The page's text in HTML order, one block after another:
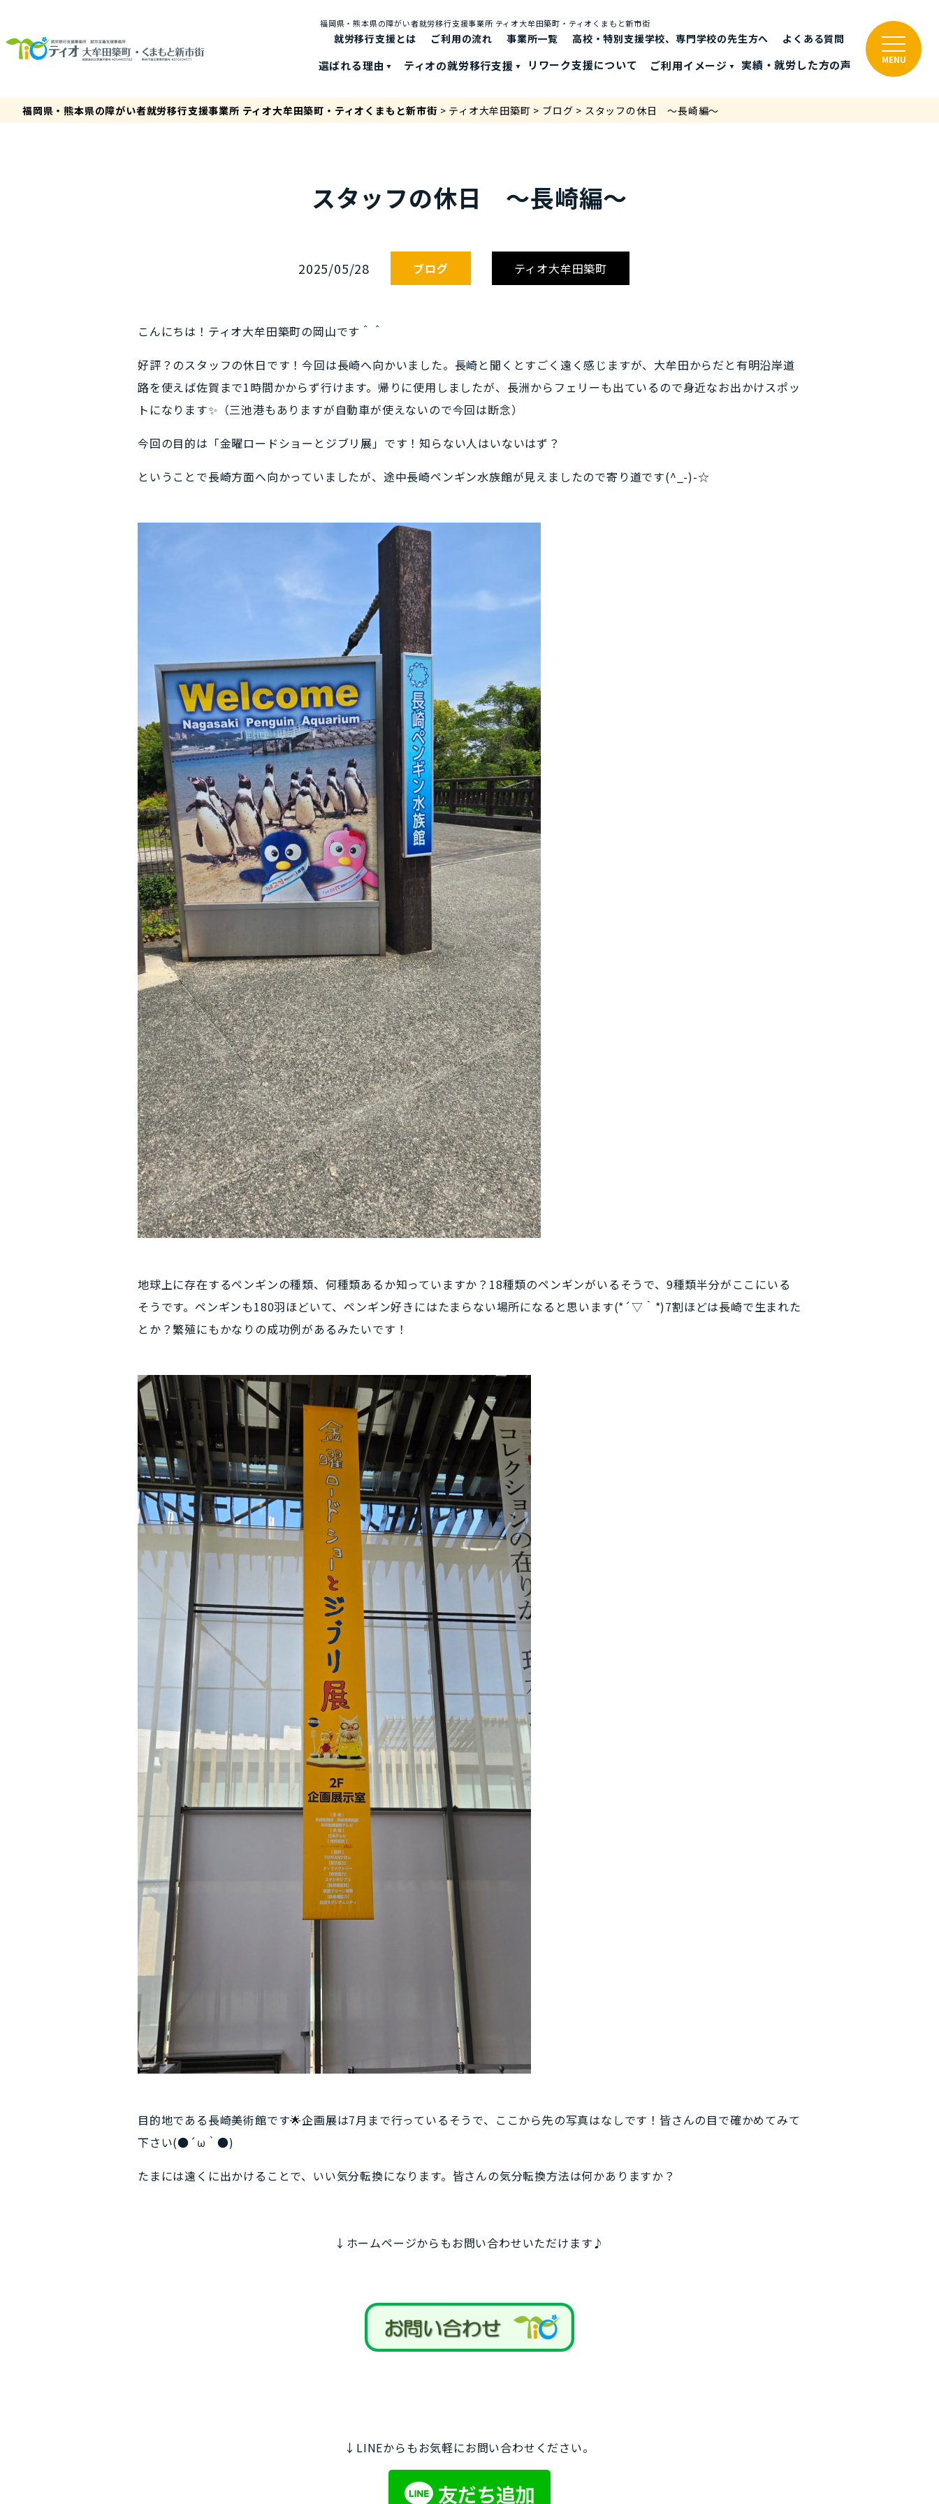
福岡県・熊本県の障がい者就労移⾏⽀援事業所 ティオ⼤牟⽥築町・ティオくまもと新市街
就労移行支援とは ご利⽤の流れ 事業所一覧 高校・特別支援学校、専門学校の先生方へ よくある質問
選ばれる理由 ティオの就労移⾏⽀援 リワーク支援について ご利⽤イメージ 実績・就労した⽅の声 MENU
福岡県・熊本県の障がい者就労移行支援事業所 ティオ大牟田築町・ティオくまもと新市街 > ティオ大牟田築町 > ブログ > スタッフの休日 ～長崎編～
スタッフの休日 ～長崎編～
2025/05/28 ブログ ティオ大牟田築町
こんにちは！ティオ大牟田築町の岡山です＾＾
好評？のスタッフの休日です！今回は長崎へ向かいました。長崎と聞くとすごく遠く感じますが、大牟田からだと有明沿岸道
路を使えば佐賀まで1時間かからず行けます。帰りに使用しましたが、長洲からフェリーも出ているので身近なお出かけスポッ
トになります✨（三池港もありますが自動車が使えないので今回は断念）
今回の目的は「金曜ロードショーとジブリ展」です！知らない人はいないはず？
ということで長崎方面へ向かっていましたが、途中長崎ペンギン水族館が見えましたので寄り道です(^_-)-☆
地球上に存在するペンギンの種類、何種類あるか知っていますか？18種類のペンギンがいるそうで、9種類半分がここにいる
そうです。ペンギンも180羽ほどいて、ペンギン好きにはたまらない場所になると思います(*´▽｀*)7割ほどは長崎で生まれた
とか？繁殖にもかなりの成功例があるみたいです！
目的地である長崎美術館です🌟企画展は7月まで行っているそうで、ここから先の写真はなしです！皆さんの目で確かめてみて
下さい(●´ω｀●)
たまには遠くに出かけることで、いい気分転換になります。皆さんの気分転換方法は何かありますか？
↓ホームページからもお問い合わせいただけます♪
↓LINEからもお気軽にお問い合わせください。